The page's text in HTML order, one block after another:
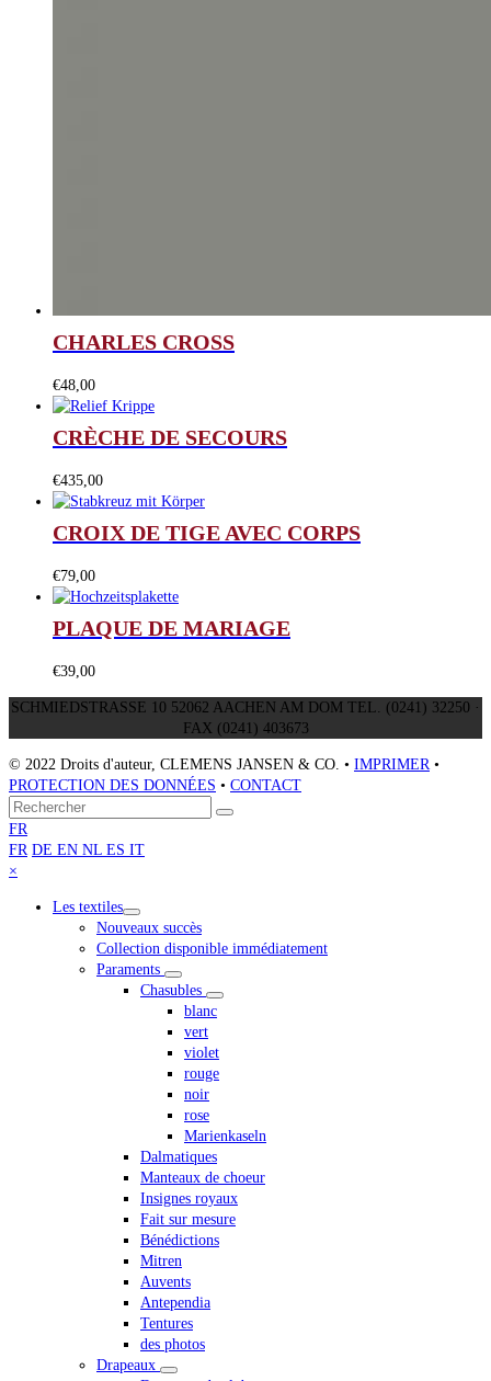
CHARLES CROSS
€48,00
CRÈCHE DE SECOURS
€435,00
CROIX DE TIGE AVEC CORPS
€79,00
PLAQUE DE MARIAGE
€39,00
SCHMIEDSTRASSE 10 52062 AACHEN AM DOM TEL. (0241) 32250 ·
FAX (0241) 403673
© 2022 Droits d'auteur, CLEMENS JANSEN & CO. • IMPRIMER•
PROTECTION DES DONNÉES • CONTACT
Retour
au
sommet
Rechercher
Envoyer
FR
FR DE EN NL ES IT
×
menu
Les textiles
Nouveaux succès
Collection disponible immédiatement
Paraments
Chasubles
blanc
vert
violet
rouge
noir
rose
Marienkaseln
Dalmatiques
Manteaux de choeur
Insignes royaux
Fait sur mesure
Bénédictions
Mitren
Auvents
Antependia
Tentures
des photos
Drapeaux